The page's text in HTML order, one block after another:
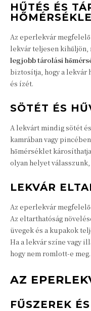
HŰTÉS ÉS
Az eperlekvár
lekvár teljesen kihűljön,
legjobb tárolási
biztosítja, hogy a lekvár
és ízét.
SÖTÉT ÉS
A lekvárt mindig sötét
kamrában vagy
hőmérséklet
olyan helyet
LEKVÁR
Az eperlekvár
Az eltarthatóság
üvegek és a kupakok
Ha a lekvár színe vagy
hogy nem romlott-e meg.
AZ
FŰSZEREK